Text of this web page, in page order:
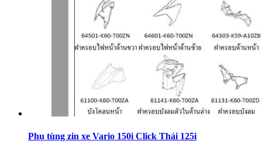
Phụ tùng zin xe Vario 150i Click Thái 125i